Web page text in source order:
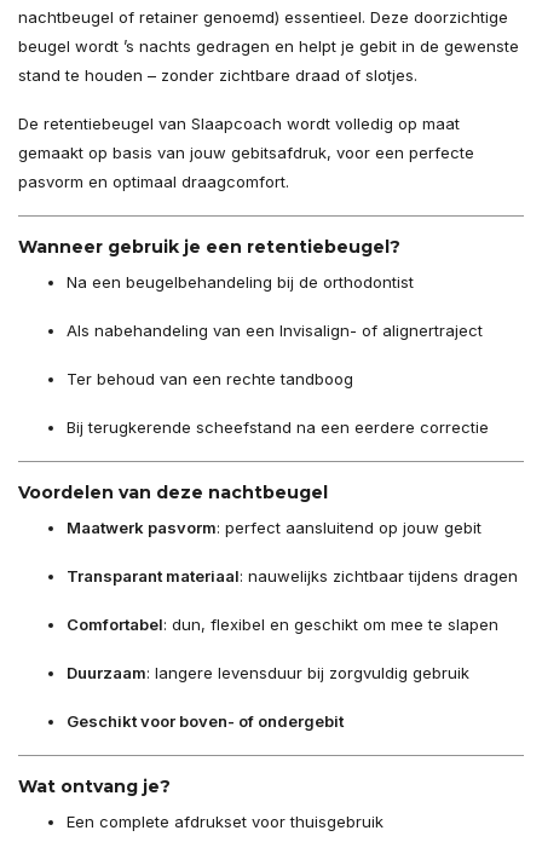
nachtbeugel of retainer genoemd) essentieel. Deze doorzichtige
beugel wordt ’s nachts gedragen en helpt je gebit in de gewenste
stand te houden – zonder zichtbare draad of slotjes.
De retentiebeugel van Slaapcoach wordt volledig op maat
gemaakt op basis van jouw gebitsafdruk, voor een perfecte
pasvorm en optimaal draagcomfort.
Wanneer gebruik je een retentiebeugel?
Na een beugelbehandeling bij de orthodontist
Als nabehandeling van een Invisalign- of alignertraject
Ter behoud van een rechte tandboog
Bij terugkerende scheefstand na een eerdere correctie
Voordelen van deze nachtbeugel
Maatwerk pasvorm: perfect aansluitend op jouw gebit
Transparant materiaal: nauwelijks zichtbaar tijdens dragen
Comfortabel: dun, flexibel en geschikt om mee te slapen
Duurzaam: langere levensduur bij zorgvuldig gebruik
Geschikt voor boven- of ondergebit
Wat ontvang je?
Een complete afdrukset voor thuisgebruik